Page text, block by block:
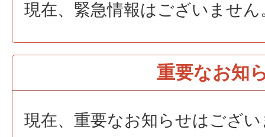
現在、緊急情報はございません
重要なお知
現在、重要なお知らせはござ